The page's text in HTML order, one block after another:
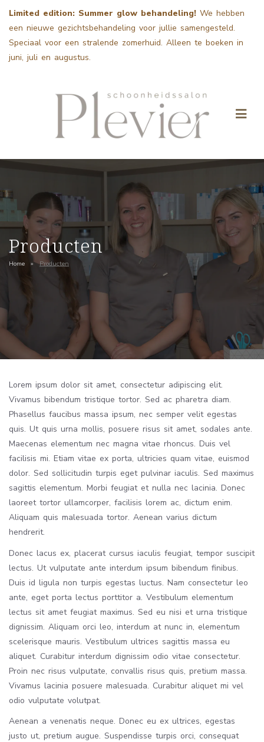
Limited edition: Summer glow behandeling! We hebben
een nieuwe gezichtsbehandeling voor jullie samengesteld.
Speciaal voor een stralende zomerhuid. Alleen te boeken in
juni, juli en augustus.
Producten
Home » Producten
Lorem ipsum dolor sit amet, consectetur adipiscing elit.
Vivamus bibendum tristique tortor. Sed ac pharetra diam.
Phasellus faucibus massa ipsum, nec semper velit egestas
quis. Ut quis urna mollis, posuere risus sit amet, sodales ante.
Maecenas elementum nec magna vitae rhoncus. Duis vel
facilisis mi. Etiam vitae ex porta, ultricies quam vitae, euismod
dolor. Sed sollicitudin turpis eget pulvinar iaculis. Sed maximus
sagittis elementum. Morbi feugiat et nulla nec lacinia. Donec
laoreet tortor ullamcorper, facilisis lorem ac, dictum enim.
Aliquam quis malesuada tortor. Aenean varius dictum
hendrerit.
Donec lacus ex, placerat cursus iaculis feugiat, tempor suscipit
lectus. Ut vulputate ante interdum ipsum bibendum finibus.
Duis id ligula non turpis egestas luctus. Nam consectetur leo
ante, eget porta lectus porttitor a. Vestibulum elementum
lectus sit amet feugiat maximus. Sed eu nisi et urna tristique
dignissim. Aliquam orci leo, interdum at nunc in, elementum
scelerisque mauris. Vestibulum ultrices sagittis massa eu
aliquet. Curabitur interdum dignissim odio vitae consectetur.
Proin nec risus vulputate, convallis risus quis, pretium massa.
Vivamus lacinia posuere malesuada. Curabitur aliquet mi vel
odio vulputate volutpat.
Aenean a venenatis neque. Donec eu ex ultrices, egestas
justo ut, pretium augue. Suspendisse turpis orci, consequat